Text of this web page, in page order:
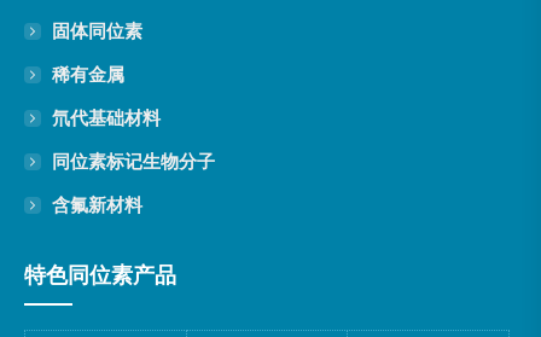
固体同位素
稀有金属
氘代基础材料
同位素标记生物分子
含氟新材料
特色同位素产品